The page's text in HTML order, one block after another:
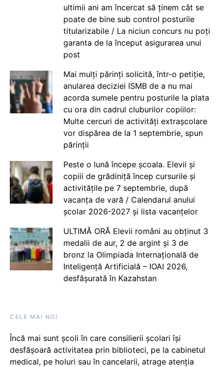
ultimii ani am încercat să ținem cât se
poate de bine sub control posturile
titularizabile / La niciun concurs nu poți
garanta de la început asigurarea unui
post
Mai mulți părinți solicită, într-o petiție,
anularea deciziei ISMB de a nu mai
acorda sumele pentru posturile la plata
cu ora din cadrul cluburilor copiilor:
Multe cercuri de activități extrașcolare
vor dispărea de la 1 septembrie, spun
părinții
Peste o lună începe școala. Elevii și
copiii de grădiniță încep cursurile și
activitățile pe 7 septembrie, după
vacanța de vară / Calendarul anului
școlar 2026-2027 și lista vacanțelor
ULTIMĂ ORĂ Elevii români au obținut 3
medalii de aur, 2 de argint și 3 de
bronz la Olimpiada Internațională de
Inteligență Artificială – IOAI 2026,
desfășurată în Kazahstan
CELE MAI NOI
Încă mai sunt școli în care consilierii școlari își
desfășoară activitatea prin biblioteci, pe la cabinetul
medical, pe holuri sau în cancelarii, atrage atenția